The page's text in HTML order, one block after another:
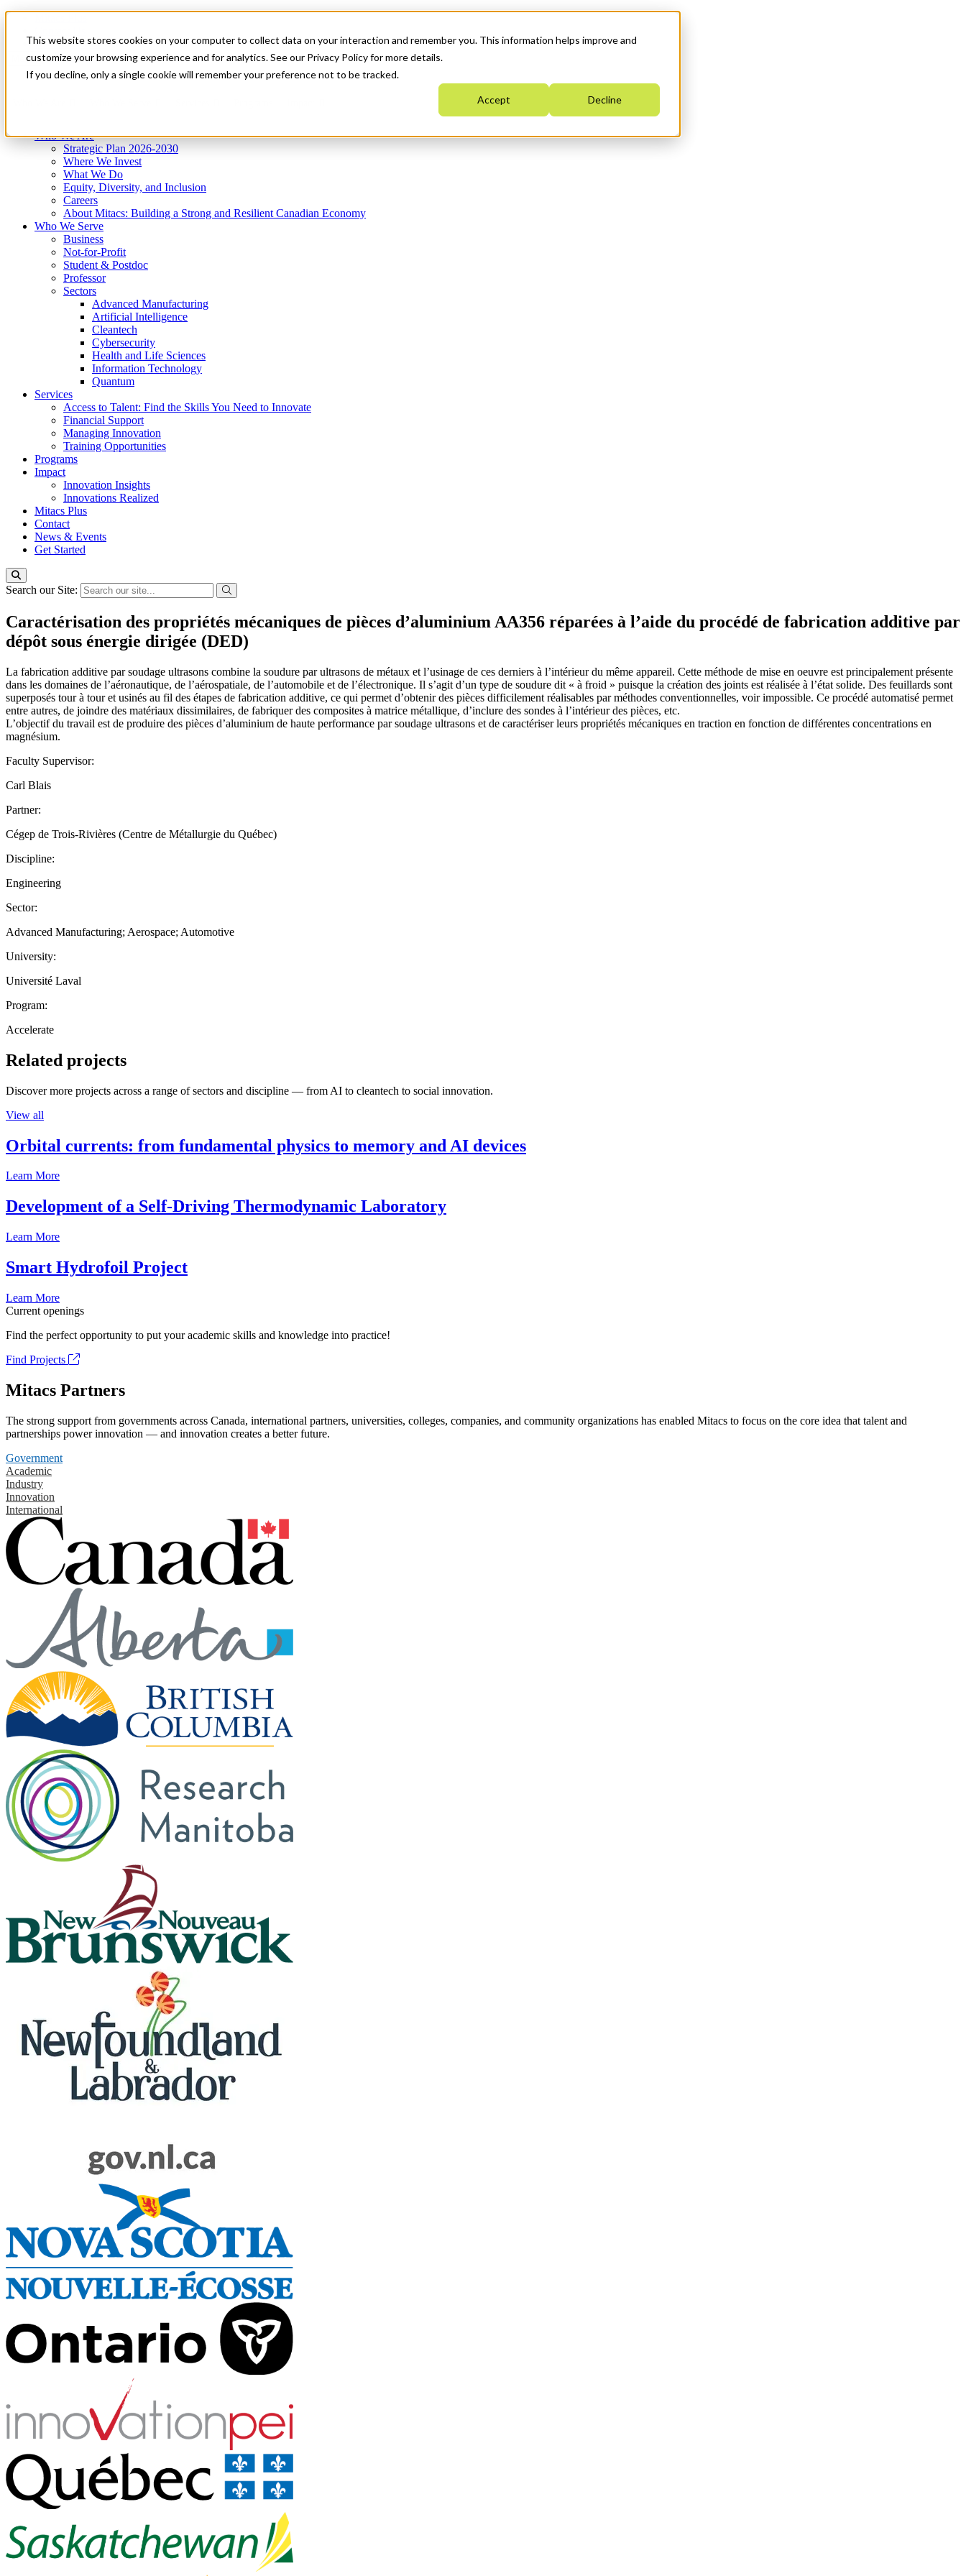
This website stores cookies on your computer to collect data on your interaction and remember you. This information helps improve and
customize your browsing experience and for analytics. See our Privacy Policy for more details.
If you decline, only a single cookie will remember your preference not to be tracked.
Accept Decline
News & Events
Get Started
Menu
Who We Are
Strategic Plan 2026-2030
Where We Invest
What We Do
Equity, Diversity, and Inclusion
Careers
About Mitacs: Building a Strong and Resilient Canadian Economy
Who We Serve
Business
Not-for-Profit
Student & Postdoc
Professor
Sectors
Advanced Manufacturing
Artificial Intelligence
Cleantech
Cybersecurity
Health and Life Sciences
Information Technology
Quantum
Services
Access to Talent: Find the Skills You Need to Innovate
Financial Support
Managing Innovation
Training Opportunities
Programs
Impact
Innovation Insights
Innovations Realized
Mitacs Plus
Contact
News & Events
Get Started
Search our Site:
Caractérisation des propriétés mécaniques de pièces d’aluminium AA356 réparées à l’aide du procédé de fabrication additive par
dépôt sous énergie dirigée (DED)
La fabrication additive par soudage ultrasons combine la soudure par ultrasons de métaux et l’usinage de ces derniers à l’intérieur du même appareil. Cette méthode de mise en oeuvre est principalement présente
dans les domaines de l’aéronautique, de l’aérospatiale, de l’automobile et de l’électronique. Il s’agit d’un type de soudure dit « à froid » puisque la création des joints est réalisée à l’état solide. Des feuillards sont
superposés tour à tour et usinés au fil des étapes de fabrication additive, ce qui permet d’obtenir des pièces difficilement réalisables par méthodes conventionnelles, voir impossible. Ce procédé automatisé permet
entre autres, de joindre des matériaux dissimilaires, de fabriquer des composites à matrice métallique, d’inclure des sondes à l’intérieur des pièces, etc.
L’objectif du travail est de produire des pièces d’aluminium de haute performance par soudage ultrasons et de caractériser leurs propriétés mécaniques en traction en fonction de différentes concentrations en
magnésium.
Faculty Supervisor:
Carl Blais
Partner:
Cégep de Trois-Rivières (Centre de Métallurgie du Québec)
Discipline:
Engineering
Sector:
Advanced Manufacturing; Aerospace; Automotive
University:
Université Laval
Program:
Accelerate
Related projects
Discover more projects across a range of sectors and discipline — from AI to cleantech to social innovation.
View all
Orbital currents: from fundamental physics to memory and AI devices
Learn More
Development of a Self-Driving Thermodynamic Laboratory
Learn More
Smart Hydrofoil Project
Learn More
Current openings
Find the perfect opportunity to put your academic skills and knowledge into practice!
Find Projects
Mitacs Partners
The strong support from governments across Canada, international partners, universities, colleges, companies, and community organizations has enabled Mitacs to focus on the core idea that talent and
partnerships power innovation — and innovation creates a better future.
Government
Academic
Industry
Innovation
International